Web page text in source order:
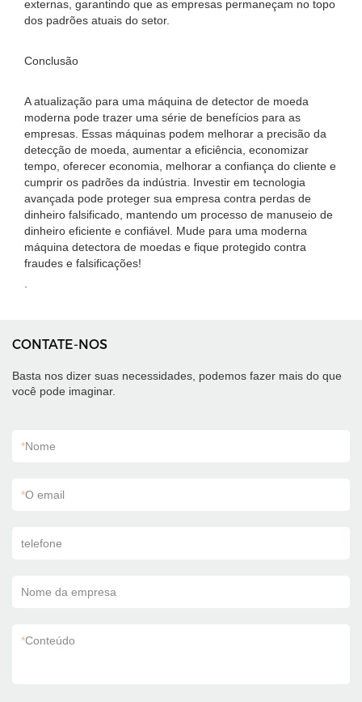
externas, garantindo que as empresas permaneçam no topo
dos padrões atuais do setor.
Conclusão
A atualização para uma máquina de detector de moeda
moderna pode trazer uma série de benefícios para as
empresas. Essas máquinas podem melhorar a precisão da
detecção de moeda, aumentar a eficiência, economizar
tempo, oferecer economia, melhorar a confiança do cliente e
cumprir os padrões da indústria. Investir em tecnologia
avançada pode proteger sua empresa contra perdas de
dinheiro falsificado, mantendo um processo de manuseio de
dinheiro eficiente e confiável. Mude para uma moderna
máquina detectora de moedas e fique protegido contra
fraudes e falsificações!
CONTATE-NOS
Basta nos dizer suas necessidades, podemos fazer mais do que
você pode imaginar.
*Nome
*O email
telefone
Nome da empresa
*Conteúdo